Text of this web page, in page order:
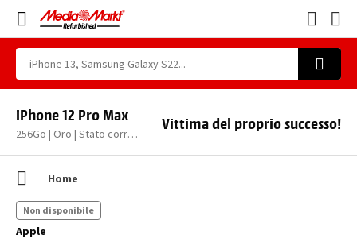
iPhone 12 Pro Max
256Go | Oro | Stato corretto
Vittima del proprio successo!
Home
Apple
Non disponibile